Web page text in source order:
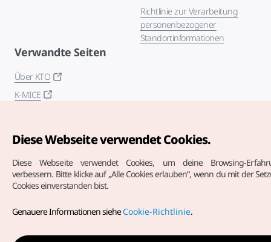
Richtlinie zur Verarbeitung
personenbezogener
Standortinformationen
Verwandte Seiten
Über KTO
K-MICE
vorbehalten.
dieoffizielle E-Mail-Adresse
Diese Webseite verwendet Cookies.
Diese Webseite verwendet Cookies, um deine Browsing-
verbessern. Bitte klicke auf „Alle Cookies erlauben“, wenn du mit der
Cookies einverstanden bist.
Genauere Informationen sieheCookie-Richtlinie.